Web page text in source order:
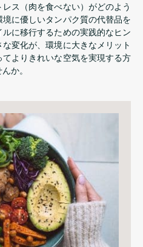
ス（肉を食べない）がどのよう
に優しいタンパク質の代替品を
に移行するための実践的なヒン
変化が、環境に大きなメリット
よりきれいな空気を実現する方
か。